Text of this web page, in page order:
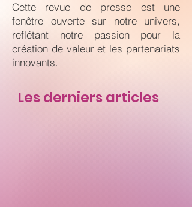
Cette revue de presse est une
fenêtre ouverte sur notre univers,
reflétant notre passion pour la
création de valeur et les partenariats
innovants.
Les derniers articles